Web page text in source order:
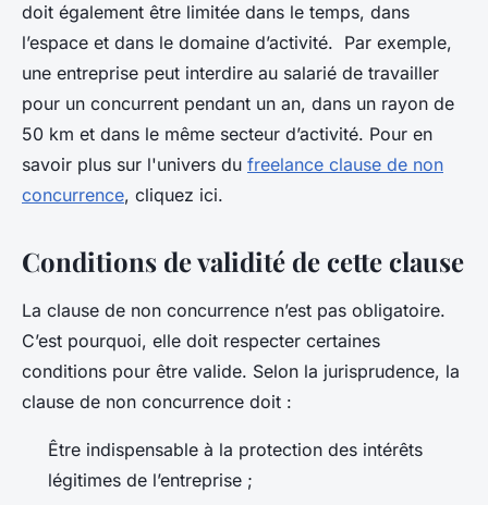
doit également être limitée dans le temps, dans
l’espace et dans le domaine d’activité. Par exemple,
une entreprise peut interdire au salarié de travailler
pour un concurrent pendant un an, dans un rayon de
50 km et dans le même secteur d’activité. Pour en
savoir plus sur l'univers du freelance clause de non
concurrence, cliquez ici.
Conditions de validité de cette clause
La clause de non concurrence n’est pas obligatoire.
C’est pourquoi, elle doit respecter certaines
conditions pour être valide. Selon la jurisprudence, la
clause de non concurrence doit :
Être indispensable à la protection des intérêts
légitimes de l’entreprise ;